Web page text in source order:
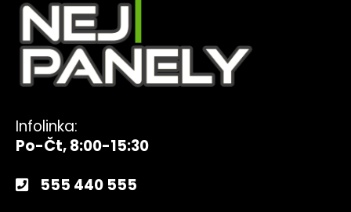
Infolinka:
Po-Čt, 8:00-15:30
555 440 555